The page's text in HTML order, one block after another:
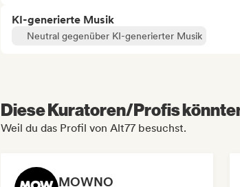
KI-generierte Musik
Neutral gegenüber KI-generierter Musik
Diese Kuratoren/Profis
Weil du das Profil von Alt77 besuchst.
MOWNO